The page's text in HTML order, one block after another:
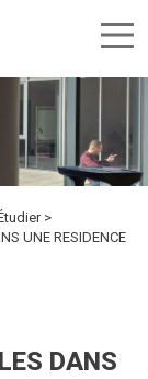
UNE RESIDENCE
DANS